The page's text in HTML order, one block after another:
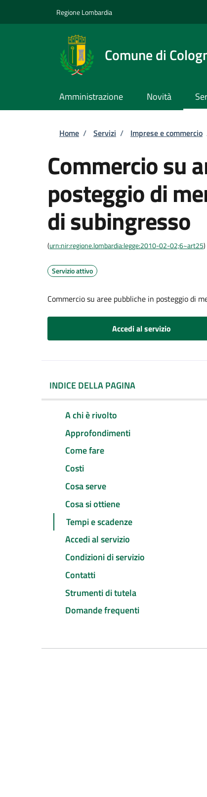
Regione Lombardia
Comune di
Amministrazione Novità
Briciole di pane
Home / Servizi / Imprese e commercio
Commercio su
posteggio di
di subingresso
(urn:nir:regione.lombardia:legge:2010-02-02;6~art25)
Servizio attivo
Commercio su aree pubbliche in posteggio di
Accedi al servizio
INDICE DELLA PAGINA
A chi è rivolto
Approfondimenti
Come fare
Costi
Cosa serve
Cosa si ottiene
Tempi e scadenze
Accedi al servizio
Condizioni di servizio
Contatti
Strumenti di tutela
Domande frequenti